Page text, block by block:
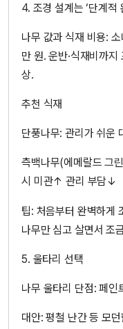
4. 조경 설계는 ‘단계적
나무 값과 식재 비용:
만 원. 운반·식재비까
상.
추천 식재
단풍나무: 관리가 쉬운
측백나무(에메랄드 그
시 미관↑ 관리 부담↓
팁: 처음부터 완벽하게
나무만 심고 살면서 조
5. 울타리 선택
나무 울타리 단점: 페
대안: 평철 난간 등 모